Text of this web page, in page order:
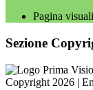
Pagina
Sezione
Copyright 2026 |